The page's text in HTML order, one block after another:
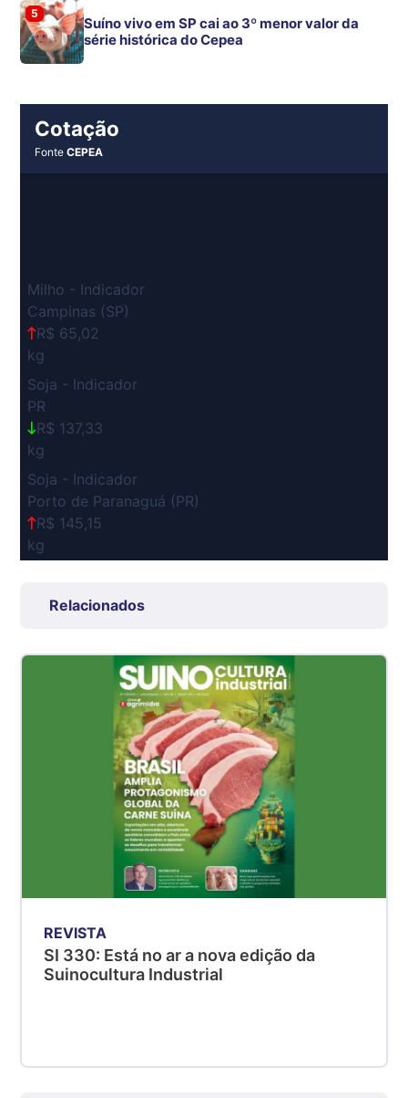
5
Suíno vivo em SP cai ao 3º menor valor da
série histórica do Cepea
Cotação
FonteCEPEA
Milho - Indicador
Campinas (SP)
R$ 65,02
kg
Soja - Indicador
PR
R$ 137,33
kg
Soja - Indicador
Porto de Paranaguá (PR)
R$ 145,15
kg
Grande São Paulo (SP)
Suíno - Estadual
Suíno - Estadual
Suíno - Estadual
R$ 4,51
kg
Suíno - Estadual
SC
RS
Relacionados
REVISTA
SI 330: Está no ar a nova edição da
Suinocultura Industrial